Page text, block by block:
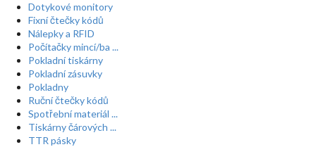
Dotykové monitory
Fixní čtečky kódů
Nálepky a RFID
Počítačky mincí/ba ...
Pokladní tiskárny
Pokladní zásuvky
Pokladny
Ruční čtečky kódů
Spotřební materiál ...
Tiskárny čárových ...
TTR pásky